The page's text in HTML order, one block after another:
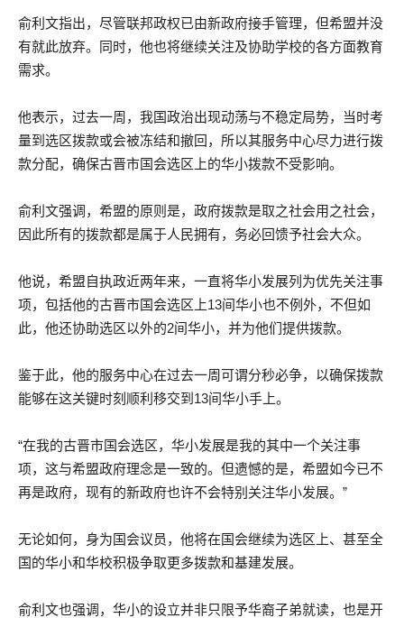
俞利文指出，尽管联邦政权已由新政府接手管理，但希盟并没
有就此放弃。同时，他也将继续关注及协助学校的各方面教育
需求。
他表示，过去一周，我国政治出现动荡与不稳定局势，当时考
量到选区拨款或会被冻结和撤回，所以其服务中心尽力进行拨
款分配，确保古晋市国会选区上的华小拨款不受影响。
俞利文强调，希盟的原则是，政府拨款是取之社会用之社会，
因此所有的拨款都是属于人民拥有，务必回馈予社会大众。
他说，希盟自执政近两年来，一直将华小发展列为优先关注事
项，包括他的古晋市国会选区上13间华小也不例外，不但如
此，他还协助选区以外的2间华小，并为他们提供拨款。
鉴于此，他的服务中心在过去一周可谓分秒必争，以确保拨款
能够在这关键时刻顺利移交到13间华小手上。
“在我的古晋市国会选区，华小发展是我的其中一个关注事
项，这与希盟政府理念是一致的。但遗憾的是，希盟如今已不
再是政府，现有的新政府也许不会特别关注华小发展。”
无论如何，身为国会议员，他将在国会继续为选区上、甚至全
国的华小和华校积极争取更多拨款和基建发展。
俞利文也强调，华小的设立并非只限予华裔子弟就读，也是开